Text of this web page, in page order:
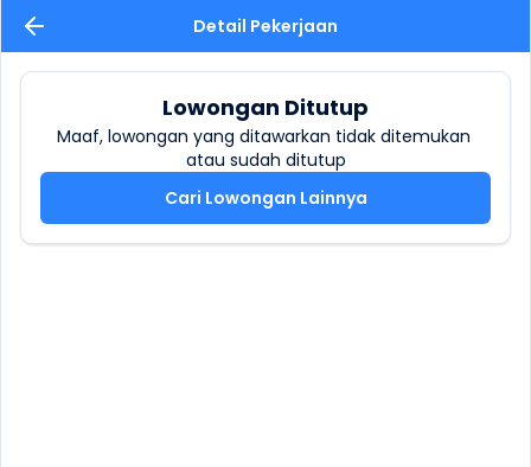
Detail Pekerjaan
Lowongan Ditutup
Maaf, lowongan yang ditawarkan tidak ditemukan
atau sudah ditutup
Cari Lowongan Lainnya